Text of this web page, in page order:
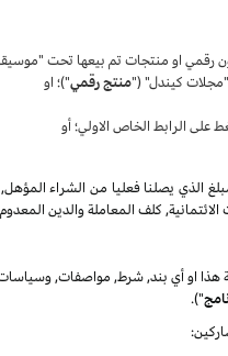
رقمي او منتجات تم بيعها تحت
كيندل" ("منتج رقمي")؛ او
يصلنا فعليا من الشراء
كلف المعاملة والدين
هذا او أي بند, شرط, مواصفات,
").